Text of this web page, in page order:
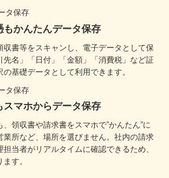
もかんたんデータ保存
書等をスキャンし、電子データとして保
先名」「日付」「金額」「消費税」など証
基礎データとして利用できます。
スマホからデータ保存
領収書や請求書をスマホで”かんたん”に
業所など、場所を選びません。社内の請求
当者がリアルタイムに確認できるため、
す。